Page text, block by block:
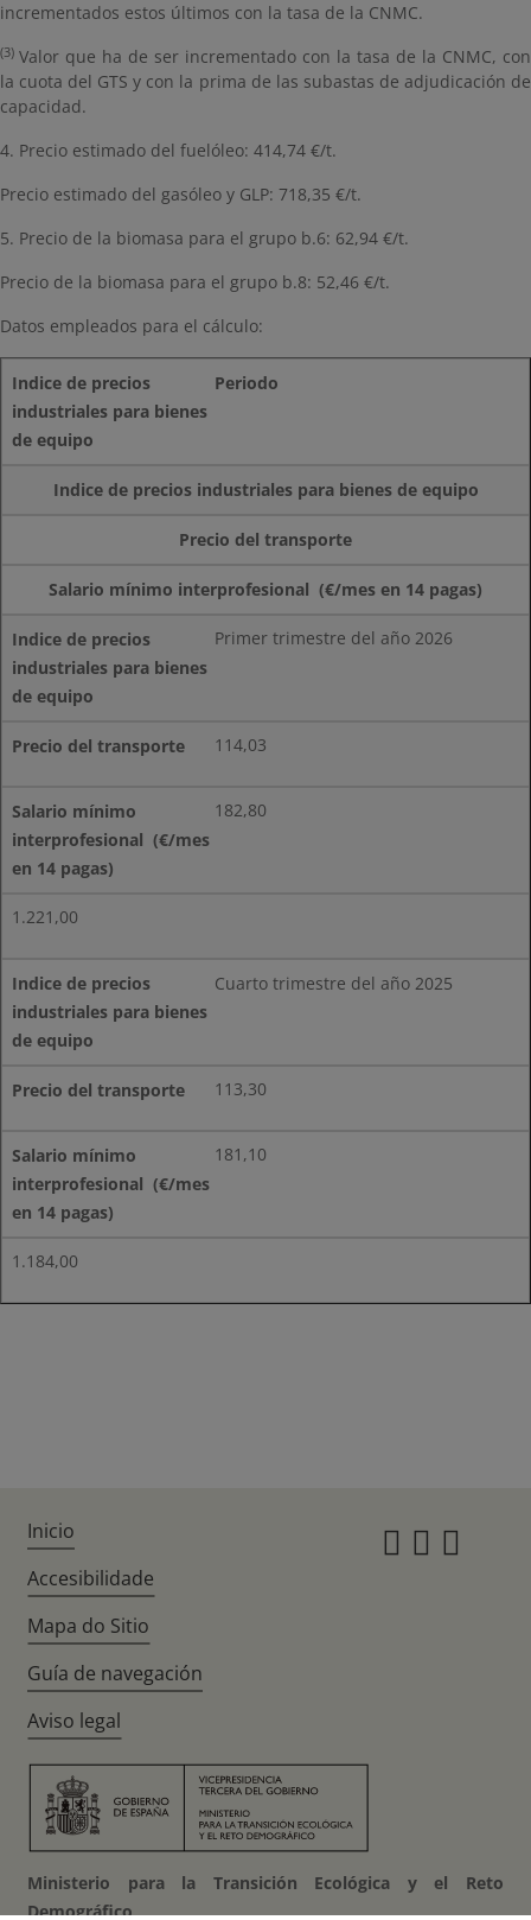
incrementados estos últimos con la tasa de la CNMC.
(3) Valor que ha de ser incrementado con la tasa de la CNMC, con
la cuota del GTS y con la prima de las subastas de adjudicación de
capacidad.
4. Precio estimado del fuelóleo: 414,74 €/t.
Precio estimado del gasóleo y GLP: 718,35 €/t.
5. Precio de la biomasa para el grupo b.6: 62,94 €/t.
Precio de la biomasa para el grupo b.8: 52,46 €/t.
Datos empleados para el cálculo:
Periodo
Indice de precios industriales para bienes de equipo
Precio del transporte
Salario mínimo interprofesional (€/mes en 14 pagas)
Primer trimestre del año 2026
114,03
182,80
1.221,00
Cuarto trimestre del año 2025
113,30
181,10
1.184,00
Inicio
Accesibilidade
Mapa do Sitio
Guía de navegación
Aviso legal
Ministerio para la Transición Ecológica y el Reto
Demográfico